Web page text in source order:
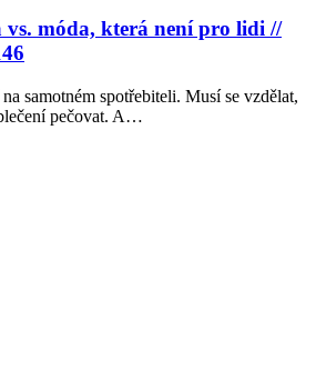
vs. móda, která není pro lidi //
samotném spotřebiteli. Musí se vzdělat,
pečovat. A…